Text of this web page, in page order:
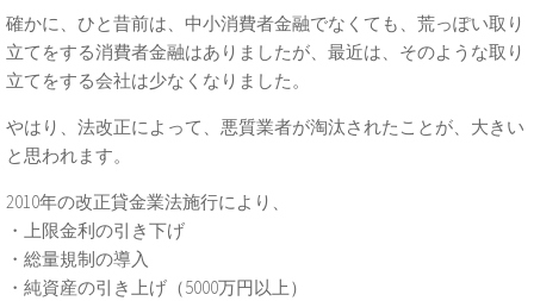
確かに、ひと昔前は、中小消費者金融でなくても、荒っぽい取り
立てをする消費者金融はありましたが、最近は、そのような取り
立てをする会社は少なくなりました。
やはり、法改正によって、悪質業者が淘汰されたことが、大きい
と思われます。
2010年の改正貸金業法施行により、
・上限金利の引き下げ
・総量規制の導入
・純資産の引き上げ（5000万円以上）